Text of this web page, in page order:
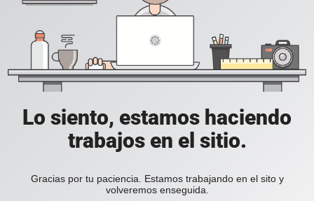
Lo siento, estamos haciendo
trabajos en el sitio.
Gracias por tu paciencia. Estamos trabajando en el sito y
volveremos enseguida.